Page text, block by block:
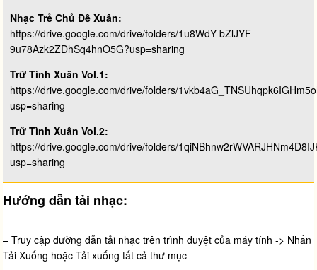
Nhạc Trẻ Chủ Đề Xuân:
https://drive.google.com/drive/folders/1u8WdY-bZlJYF-
9u78Azk2ZDhSq4hnO5G?usp=sharing
Trữ Tình Xuân Vol.1:
https://drive.google.com/drive/folders/
usp=sharing
Trữ Tình Xuân Vol.2:
https://drive.google.com/drive/folders/
usp=sharing
Hướng dẫn tải nhạc:
– Truy cập đường dẫn tải nhạc trên trình duyệt của máy tính -> Nhấn
Tải Xuống hoặc Tải xuống tất cả thư mục